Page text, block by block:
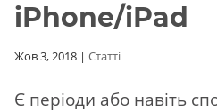
iPhone/iPad
Жов 3, 2018 |Статті
Є періоди або навіть